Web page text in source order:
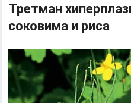
Третман
соковима и риса